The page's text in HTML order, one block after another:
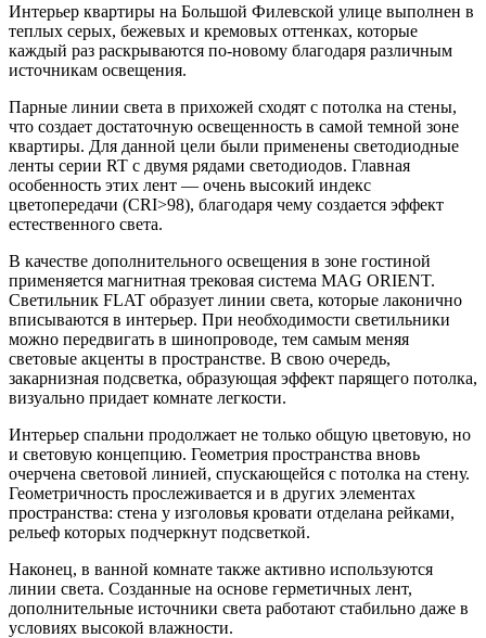
Интерьер квартиры на Большой Филевской улице выполнен в
теплых серых, бежевых и кремовых оттенках, которые
каждый раз раскрываются по-новому благодаря различным
источникам освещения.
Парные линии света в прихожей сходят с потолка на стены,
что создает достаточную освещенность в самой темной зоне
квартиры. Для данной цели были применены светодиодные
ленты серии RT с двумя рядами светодиодов. Главная
особенность этих лент — очень высокий индекс
цветопередачи (CRI>98), благодаря чему создается эффект
естественного света.
В качестве дополнительного освещения в зоне гостиной
применяется магнитная трековая система MAG ORIENT.
Светильник FLAT образует линии света, которые лаконично
вписываются в интерьер. При необходимости светильники
можно передвигать в шинопроводе, тем самым меняя
световые акценты в пространстве. В свою очередь,
закарнизная подсветка, образующая эффект парящего потолка,
визуально придает комнате легкости.
Интерьер спальни продолжает не только общую цветовую, но
и световую концепцию. Геометрия пространства вновь
очерчена световой линией, спускающейся с потолка на стену.
Геометричность прослеживается и в других элементах
пространства: стена у изголовья кровати отделана рейками,
рельеф которых подчеркнут подсветкой.
Наконец, в ванной комнате также активно используются
линии света. Созданные на основе герметичных лент,
дополнительные источники света работают стабильно даже в
условиях высокой влажности.